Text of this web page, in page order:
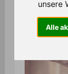
unsere
Alle